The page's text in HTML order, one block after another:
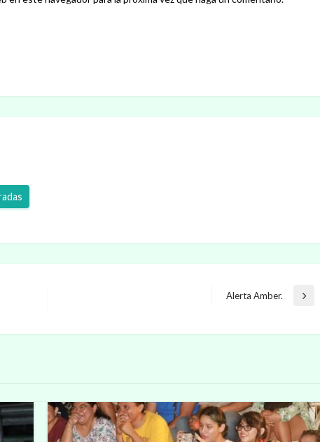
Entrada
Alerta Amber.